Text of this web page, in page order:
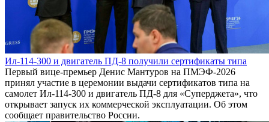
Ил-114-300 и двигатель ПД-8 получили сертификаты типа
Первый вице-премьер Денис Мантуров на ПМЭФ-2026
принял участие в церемонии выдачи сертификатов типа на
самолет Ил-114-300 и двигатель ПД-8 для «Суперджета», что
открывает запуск их коммерческой эксплуатации. Об этом
сообщает правительство России.